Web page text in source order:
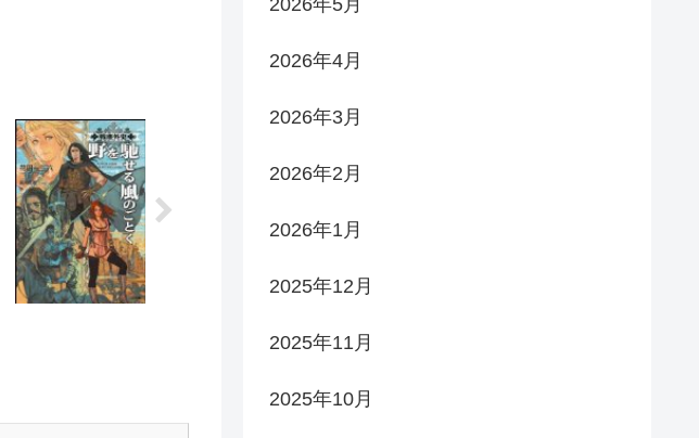
2026年4月
2026年3月
2026年2月
2026年1月
2025年12月
2025年11月
2025年10月